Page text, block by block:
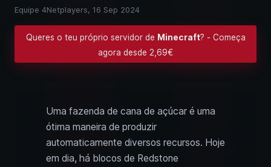
Equipe 4Netplayers, 16 Sep 2024
Queres o teu próprio servidor de Minecraft? - Começa
agora desde 2,69€
Uma fazenda de cana de açúcar é uma
ótima maneira de produzir
automaticamente diversos recursos. Hoje
em dia, há blocos de Redstone